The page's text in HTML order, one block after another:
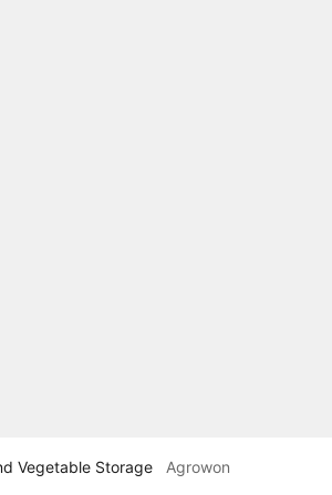
Vegetable Storage Agrowon